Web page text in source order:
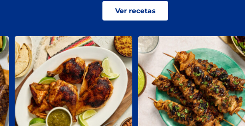
Ver recetas